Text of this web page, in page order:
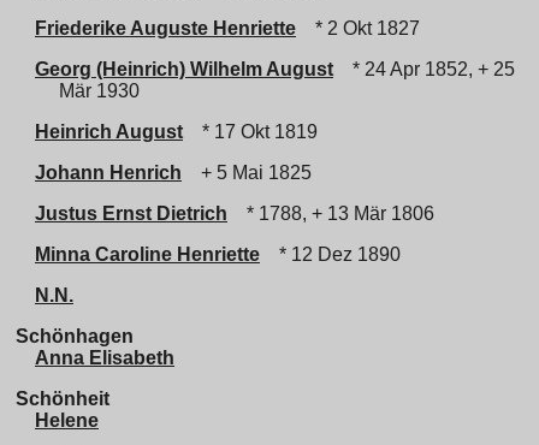
Friederike Auguste Henriette
* 2 Okt 1827
Georg (Heinrich) Wilhelm August
* 24 Apr 1852, + 25
Mär 1930
Heinrich August
* 17 Okt 1819
Johann Henrich
+ 5 Mai 1825
Justus Ernst Dietrich
* 1788, + 13 Mär 1806
Minna Caroline Henriette
* 12 Dez 1890
N.N.
Schönhagen
Anna Elisabeth
Schönheit
Helene